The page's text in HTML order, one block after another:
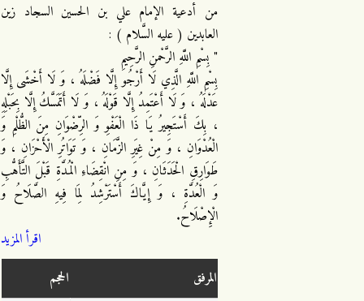
من أدعية الإمام علي بن الحسين السجاد زين
العابدين ( عليه السَّلام ) :
" بِسْمِ اللَّهِ الرَّحْمنِ الرَّحِيمِ
بِسْمِ اللَّهِ الَّذِي لَا أَرْجُو إِلَّا فَضْلَهُ ، وَ لَا أَخْشَى إِلَّا
عَدْلَهُ ، وَ لَا أَعْتَمِدُ إِلَّا قَوْلَهُ ، وَ لَا أَتَمَسَّكُ إِلَّا بِحَبْلِهِ
، بِكَ أَسْتَجِيرُ يَا ذَا الْعَفْوِ وَ الرِّضْوَانِ مِنَ الظُّلْمِ وَ
الْعُدْوَانِ ، وَ مِنْ غِيَرِ الزَّمَانِ ، وَ تَوَاتُرِ الْأَحْزَانِ ، وَ
طَوَارِقِ الْحَدَثَانِ ، وَ مِنِ انْقِضَاءِ الْمُدَّةِ قَبْلَ التَّأَهُّبِ
وَ الْعُدَّةِ ، وَ إِيَّاكَ أَسْتَرْشِدُ لِمَا فِيهِ الصَّلَاحُ وَ
الْإِصْلَاحُ.
اقرأ المزيد
المرفق
الحجم